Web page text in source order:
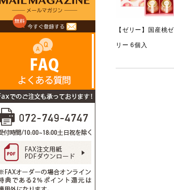
【ゼリー】国産桃ゼ
リー 6個入